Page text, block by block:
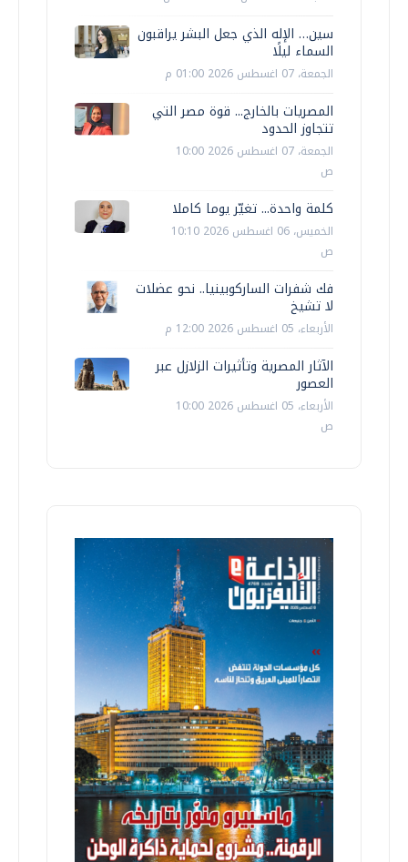
سين… الإله الذي جعل البشر يراقبون
السماء ليلًا
الجمعة، 07 اغسطس 2026 01:00 م
المصريات بالخارج... قوة مصر التي
تتجاوز الحدود
الجمعة، 07 اغسطس 2026 10:00
ص
كلمة واحدة... تغيّر يوما كاملا
الخميس، 06 اغسطس 2026 10:10
ص
فك شفرات الساركوبينيا.. نحو عضلات
لا تشيخ
الأربعاء، 05 اغسطس 2026 12:00 م
الآثار المصرية وتأثيرات الزلازل عبر
العصور
الأربعاء، 05 اغسطس 2026 10:00
ص